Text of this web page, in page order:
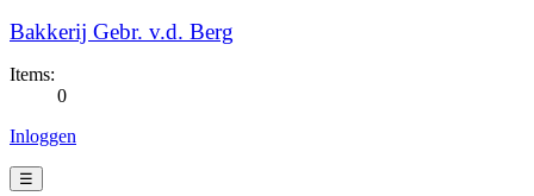
Bakkerij Gebr. v.d. Berg
Items:
0
Inloggen
☰